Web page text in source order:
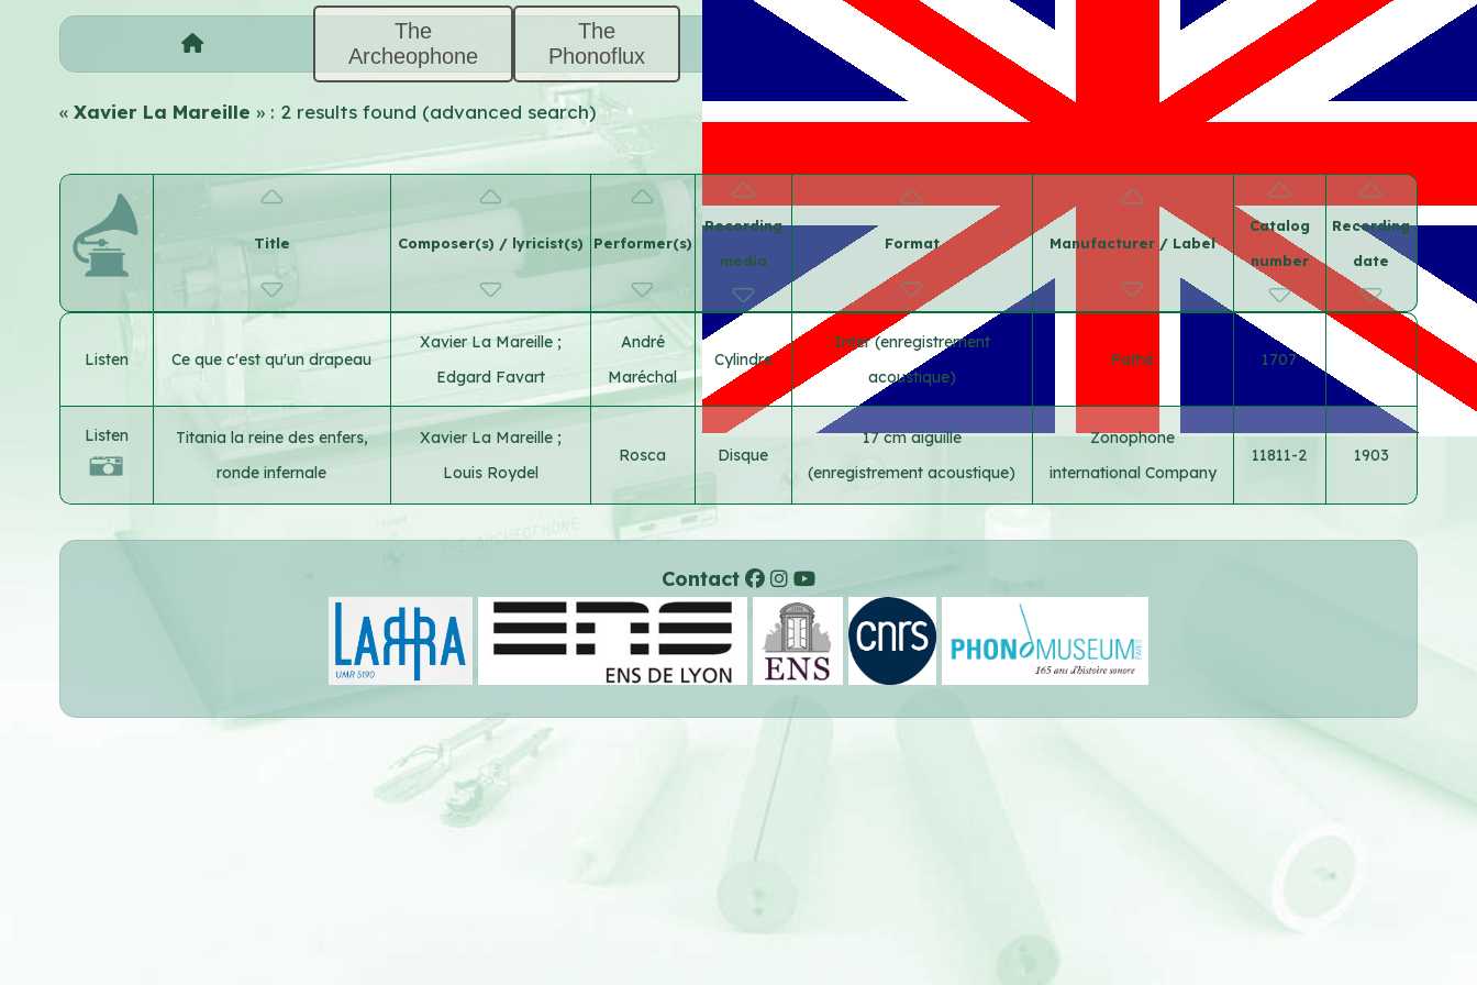
The
Archeophone
The
Phonoflux
«Xavier La Mareille » : 2 results found (advanced search)
Title Composer(s) / lyricist(s) Performer(s)
Recording
media
Format Manufacturer / Label
Catalog
number
Recording
date
Listen Ce que c'est qu'un drapeau
Xavier La Mareille ;
Edgard Favart
André
Maréchal
Cylindre
Inter (enregistrement
acoustique)
Pathé 1707
Listen
Titania la reine des enfers,
ronde infernale
Xavier La Mareille ;
Louis Roydel
Rosca Disque
17 cm aiguille
(enregistrement acoustique)
Zonophone
international Company
11811-2 1903
Contact